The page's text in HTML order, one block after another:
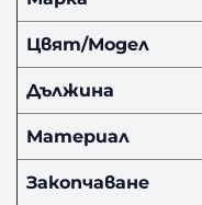
Цвят/Модел
Дължина
Материал
Закопчаване